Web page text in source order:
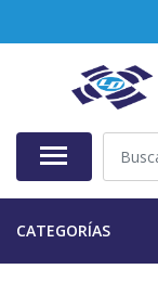
CATEGORÍAS